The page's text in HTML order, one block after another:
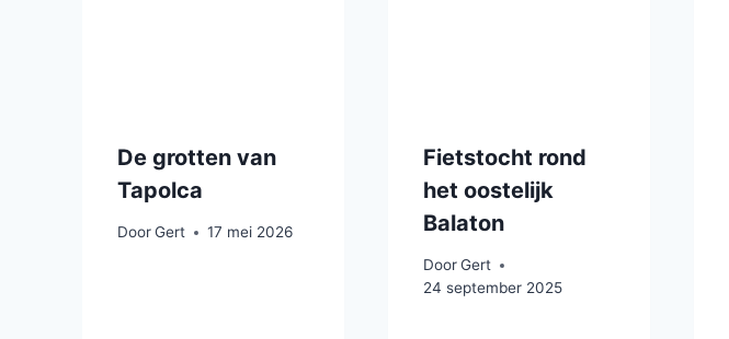
De grotten van
Tapolca
DoorGert 17 mei 2026
Fietstocht rond
het oostelijk
Balaton
DoorGert
24 september 2025